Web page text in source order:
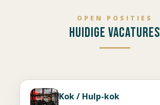
OPEN POSITIES
HUIDIGE VACATURES
Kok / Hulp-kok